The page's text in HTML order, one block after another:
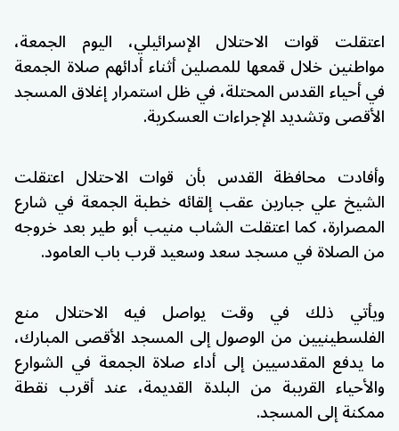
اعتقلت قوات الاحتلال الإسرائيلي، اليوم الجمعة،
مواطنين خلال قمعها للمصلين أثناء أدائهم صلاة الجمعة
في أحياء القدس المحتلة، في ظل استمرار إغلاق المسجد
الأقصى وتشديد الإجراءات العسكرية.
وأفادت محافظة القدس بأن قوات الاحتلال اعتقلت
الشيخ علي جبارين عقب إلقائه خطبة الجمعة في شارع
المصرارة، كما اعتقلت الشاب منيب أبو طير بعد خروجه
من الصلاة في مسجد سعد وسعيد قرب باب العامود.
ويأتي ذلك في وقت يواصل فيه الاحتلال منع
الفلسطينيين من الوصول إلى المسجد الأقصى المبارك،
ما يدفع المقدسيين إلى أداء صلاة الجمعة في الشوارع
والأحياء القريبة من البلدة القديمة، عند أقرب نقطة
ممكنة إلى المسجد.